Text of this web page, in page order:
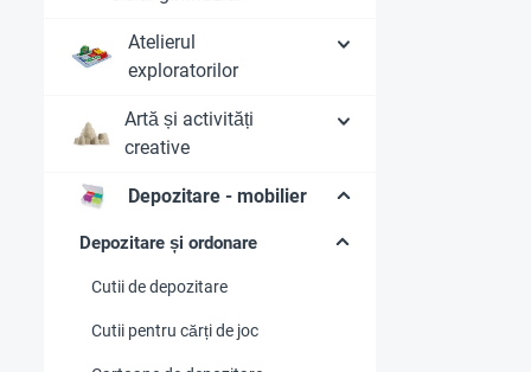
Atelierul
exploratorilor
Artă și activități
creative
Depozitare - mobilier
Depozitare și ordonare
Cutii de depozitare
Cutii pentru cărți de joc